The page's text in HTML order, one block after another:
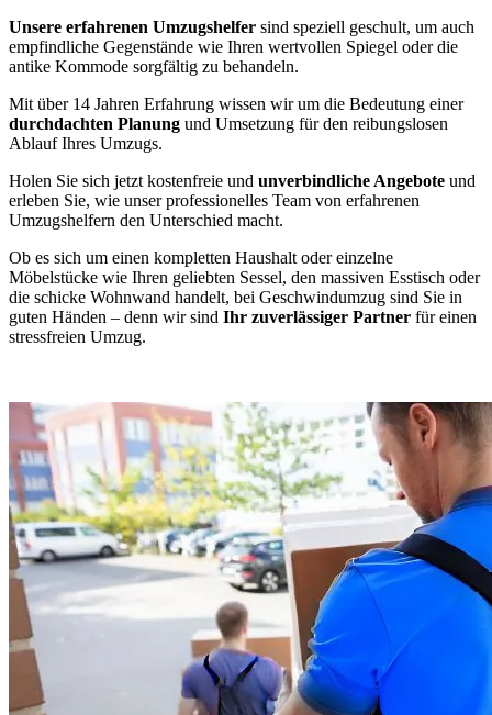
Unsere erfahrenen Umzugshelfer sind speziell geschult, um auch
empfindliche Gegenstände wie Ihren wertvollen Spiegel oder die
antike Kommode sorgfältig zu behandeln.
Mit über 14 Jahren Erfahrung wissen wir um die Bedeutung einer
durchdachten Planung und Umsetzung für den reibungslosen
Ablauf Ihres Umzugs.
Holen Sie sich jetzt kostenfreie und unverbindliche Angebote und
erleben Sie, wie unser professionelles Team von erfahrenen
Umzugshelfern den Unterschied macht.
Ob es sich um einen kompletten Haushalt oder einzelne
Möbelstücke wie Ihren geliebten Sessel, den massiven Esstisch oder
die schicke Wohnwand handelt, bei Geschwindumzug sind Sie in
guten Händen – denn wir sind Ihr zuverlässiger Partner für einen
stressfreien Umzug.